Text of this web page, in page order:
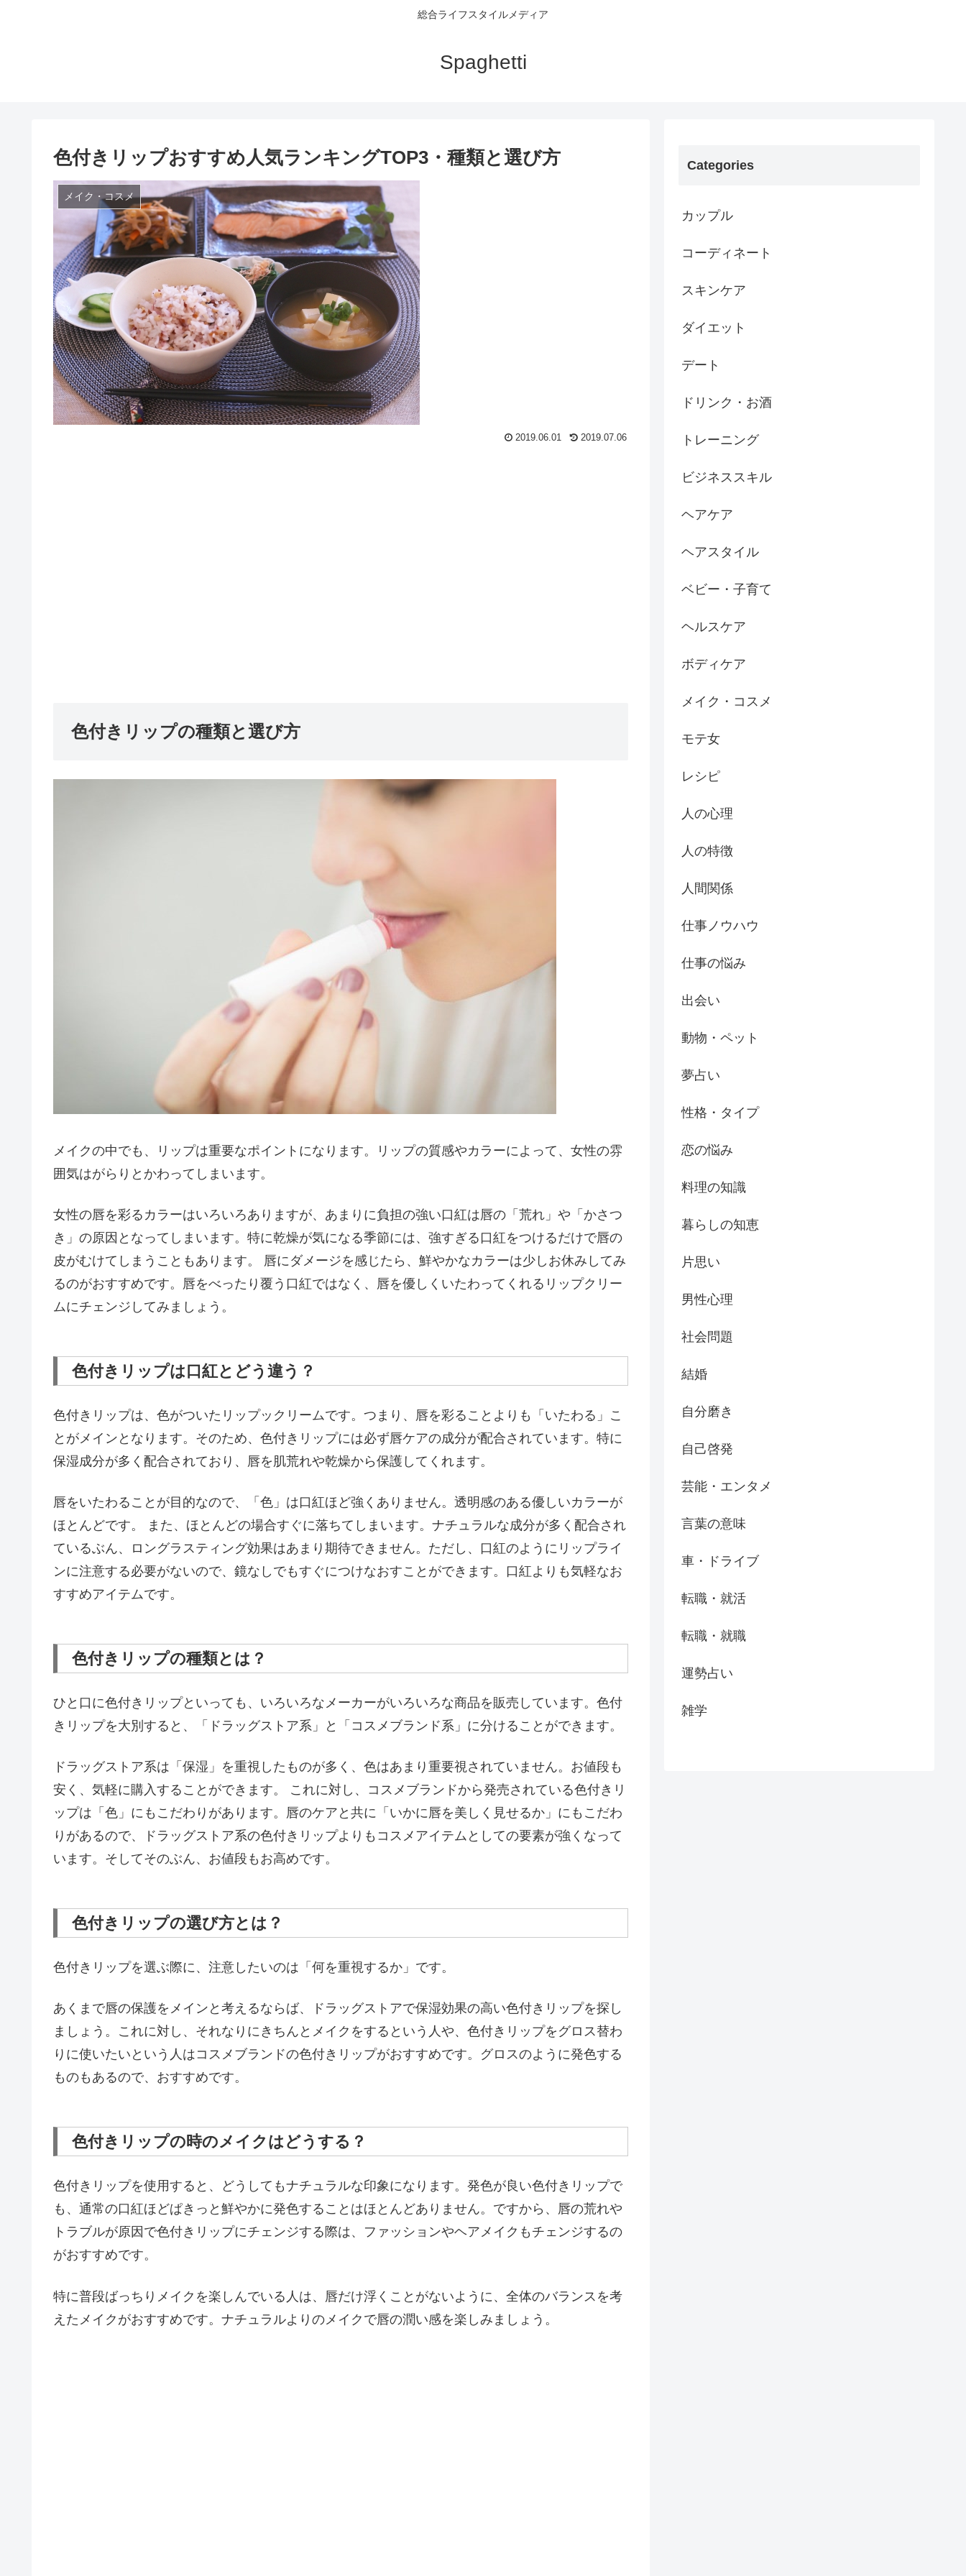
総合ライフスタイルメディア
Spaghetti
色付きリップおすすめ人気ランキングTOP3・種類と選び方
メイク・コスメ
2019.07.06
2019.06.01
色付きリップの種類と選び方
メイクの中でも、リップは重要なポイントになります。リップの質感やカラーによって、女性の雰
囲気はがらりとかわってしまいます。
女性の唇を彩るカラーはいろいろありますが、あまりに負担の強い口紅は唇の「荒れ」や「かさつ
き」の原因となってしまいます。特に乾燥が気になる季節には、強すぎる口紅をつけるだけで唇の
皮がむけてしまうこともあります。 唇にダメージを感じたら、鮮やかなカラーは少しお休みしてみ
るのがおすすめです。唇をべったり覆う口紅ではなく、唇を優しくいたわってくれるリップクリー
ムにチェンジしてみましょう。
色付きリップは口紅とどう違う？
色付きリップは、色がついたリップックリームです。つまり、唇を彩ることよりも「いたわる」こ
とがメインとなります。そのため、色付きリップには必ず唇ケアの成分が配合されています。特に
保湿成分が多く配合されており、唇を肌荒れや乾燥から保護してくれます。
唇をいたわることが目的なので、「色」は口紅ほど強くありません。透明感のある優しいカラーが
ほとんどです。 また、ほとんどの場合すぐに落ちてしまいます。ナチュラルな成分が多く配合され
ているぶん、ロングラスティング効果はあまり期待できません。ただし、口紅のようにリップライ
ンに注意する必要がないので、鏡なしでもすぐにつけなおすことができます。口紅よりも気軽なお
すすめアイテムです。
色付きリップの種類とは？
ひと口に色付きリップといっても、いろいろなメーカーがいろいろな商品を販売しています。色付
きリップを大別すると、「ドラッグストア系」と「コスメブランド系」に分けることができます。
ドラッグストア系は「保湿」を重視したものが多く、色はあまり重要視されていません。お値段も
安く、気軽に購入することができます。 これに対し、コスメブランドから発売されている色付きリ
ップは「色」にもこだわりがあります。唇のケアと共に「いかに唇を美しく見せるか」にもこだわ
りがあるので、ドラッグストア系の色付きリップよりもコスメアイテムとしての要素が強くなって
います。そしてそのぶん、お値段もお高めです。
色付きリップの選び方とは？
色付きリップを選ぶ際に、注意したいのは「何を重視するか」です。
あくまで唇の保護をメインと考えるならば、ドラッグストアで保湿効果の高い色付きリップを探し
ましょう。これに対し、それなりにきちんとメイクをするという人や、色付きリップをグロス替わ
りに使いたいという人はコスメブランドの色付きリップがおすすめです。グロスのように発色する
ものもあるので、おすすめです。
色付きリップの時のメイクはどうする？
色付きリップを使用すると、どうしてもナチュラルな印象になります。発色が良い色付きリップで
も、通常の口紅ほどぱきっと鮮やかに発色することはほとんどありません。ですから、唇の荒れや
トラブルが原因で色付きリップにチェンジする際は、ファッションやヘアメイクもチェンジするの
がおすすめです。
特に普段ばっちりメイクを楽しんでいる人は、唇だけ浮くことがないように、全体のバランスを考
えたメイクがおすすめです。ナチュラルよりのメイクで唇の潤い感を楽しみましょう。
Categories
カップル
コーディネート
スキンケア
ダイエット
デート
ドリンク・お酒
トレーニング
ビジネススキル
ヘアケア
ヘアスタイル
ベビー・子育て
ヘルスケア
ボディケア
メイク・コスメ
モテ女
レシピ
人の心理
人の特徴
人間関係
仕事ノウハウ
仕事の悩み
出会い
動物・ペット
夢占い
性格・タイプ
恋の悩み
料理の知識
暮らしの知恵
片思い
男性心理
社会問題
結婚
自分磨き
自己啓発
芸能・エンタメ
言葉の意味
車・ドライブ
転職・就活
転職・就職
運勢占い
雑学